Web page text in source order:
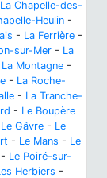
La Chapelle-des-
Heulin -
- La Ferrière -
sur-Mer - La
La Montagne -
- La Roche-
- La Tranche-
- Le Boupère
Le Gâvre - Le
- Le Mans - Le
- Le Poiré-sur-
Herbiers -